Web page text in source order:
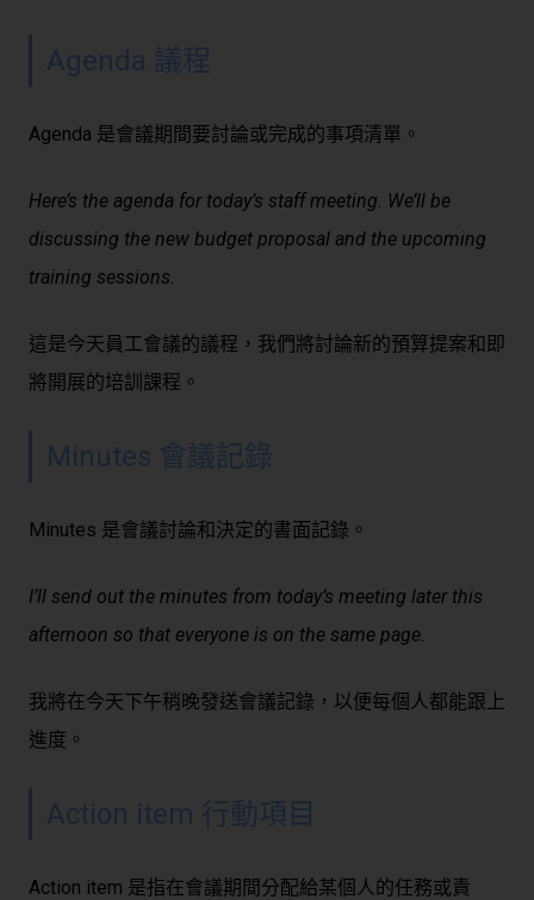
Agenda 議程
Agenda 是會議期間要討論或完成的事項清單。
Here’s the agenda for today’s staff meeting. We’ll be
discussing the new budget proposal and the upcoming
training sessions.
這是今天員工會議的議程，我們將討論新的預算提案和即
將開展的培訓課程。
Minutes 會議記錄
Minutes 是會議討論和決定的書面記錄。
I’ll send out the minutes from today’s meeting later this
afternoon so that everyone is on the same page.
我將在今天下午稍晚發送會議記錄，以便每個人都能跟上
進度。
Action item 行動項目
Action item 是指在會議期間分配給某個人的任務或責